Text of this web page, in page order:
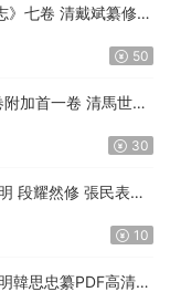
》七卷 清戴斌纂修
50
加首一卷 清馬世英
30
段耀然修 張民表纂
10
韓思忠纂PDF高清電